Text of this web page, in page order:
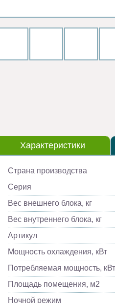
Характеристики
Страна производства
Серия
Вес внешнего блока, кг
Вес внутреннего блока, кг
Артикул
Мощность охлаждения, кВт
Потребляемая мощность, кВт
Площадь помещения, м2
Ночной режим